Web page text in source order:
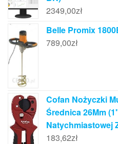
2349,00zł
Belle Promix
789,00zł
Cofan Nożyczki
Średnica 26Mm
Natychmiastowej
183,62zł